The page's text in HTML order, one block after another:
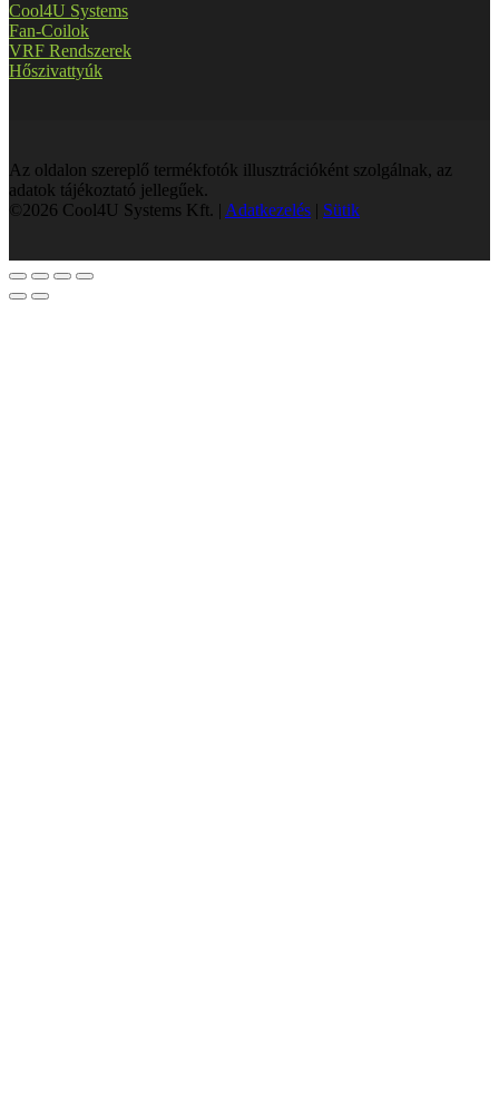
Cool4U Systems
Fan-Coilok
VRF Rendszerek
Hőszivattyúk
Az oldalon szereplő termékfotók illusztrációként szolgálnak, az
adatok tájékoztató jellegűek.
©2026 Cool4U Systems Kft. | Adatkezelés | Sütik